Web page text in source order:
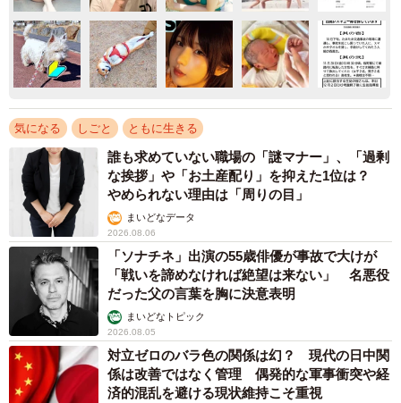
気になる しごと ともに生きる
誰も求めていない職場の「謎マナー」、「過剰
な挨拶」や「お土産配り」を抑えた1位は？
やめられない理由は「周りの目」
まいどなデータ
2026.08.06
「ソナチネ」出演の55歳俳優が事故で大けが
「戦いを諦めなければ絶望は来ない」 名悪役
だった父の言葉を胸に決意表明
まいどなトピック
2026.08.05
対立ゼロのバラ色の関係は幻？ 現代の日中関
係は改善ではなく管理 偶発的な軍事衝突や経
済的混乱を避ける現状維持こそ重視